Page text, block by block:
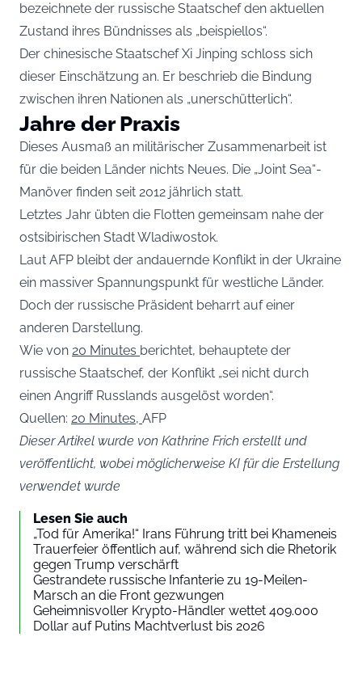
bezeichnete der russische Staatschef den aktuellen
Zustand ihres Bündnisses als „beispiellos“.
Der chinesische Staatschef Xi Jinping schloss sich
dieser Einschätzung an. Er beschrieb die Bindung
zwischen ihren Nationen als „unerschütterlich“.
Jahre der Praxis
Dieses Ausmaß an militärischer Zusammenarbeit ist
für die beiden Länder nichts Neues. Die „Joint Sea“-
Manöver finden seit 2012 jährlich statt.
Letztes Jahr übten die Flotten gemeinsam nahe der
ostsibirischen Stadt Wladiwostok.
Laut AFP bleibt der andauernde Konflikt in der Ukraine
ein massiver Spannungspunkt für westliche Länder.
Doch der russische Präsident beharrt auf einer
anderen Darstellung.
Wie von 20 Minutes berichtet, behauptete der
russische Staatschef, der Konflikt „sei nicht durch
einen Angriff Russlands ausgelöst worden“.
Quellen: 20 Minutes, AFP
Dieser Artikel wurde von Kathrine Frich erstellt und
veröffentlicht, wobei möglicherweise KI für die Erstellung
verwendet wurde
Lesen Sie auch
„Tod für Amerika!“ Irans Führung tritt bei Khameneis
Trauerfeier öffentlich auf, während sich die Rhetorik
gegen Trump verschärft
Gestrandete russische Infanterie zu 19-Meilen-
Marsch an die Front gezwungen
Geheimnisvoller Krypto-Händler wettet 409.000
Dollar auf Putins Machtverlust bis 2026